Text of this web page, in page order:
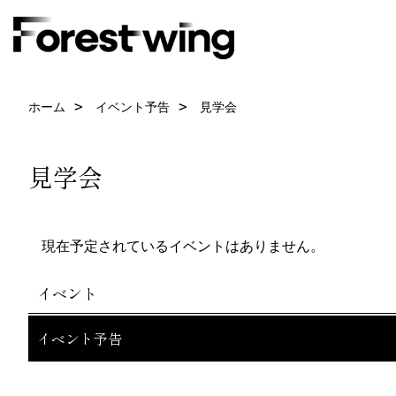
ホーム イベント予告 見学会
見学会
現在予定されているイベントはありません。
イベント
イベント予告